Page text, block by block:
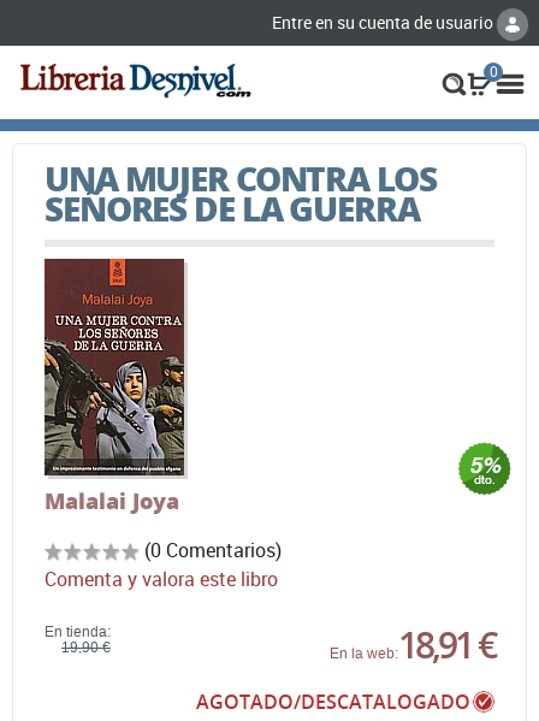
Entre en su cuenta de usuario
0
UNA MUJER CONTRA LOS
SEÑORES DE LA GUERRA
Malalai Joya
(0 Comentarios)
Comenta y valora este libro
En tienda:
19,90 €
En la web:18,91 €
AGOTADO/DESCATALOGADO